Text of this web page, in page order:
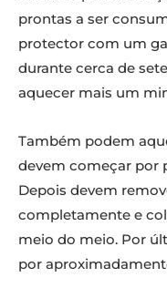
prontas a ser
protector com um
durante cerca de
aquecer mais um
Também podem
devem começar por
Depois devem
completamente e
meio do meio. Por
por